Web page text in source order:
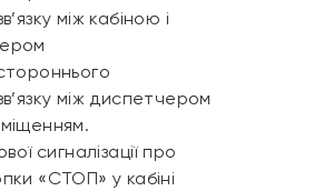
між кабіною і
між диспетчером
сигналізації про
«СТОП» у кабіні